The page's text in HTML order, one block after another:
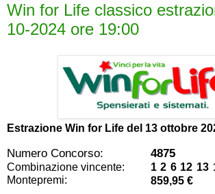
Win for Life classico
10-2024 ore 19:00
Estrazione Win for Life del 13 ottobre
Numero Concorso: 4875
Combinazione vincente:
1 2 6 12 13
Montepremi:
859,95 €